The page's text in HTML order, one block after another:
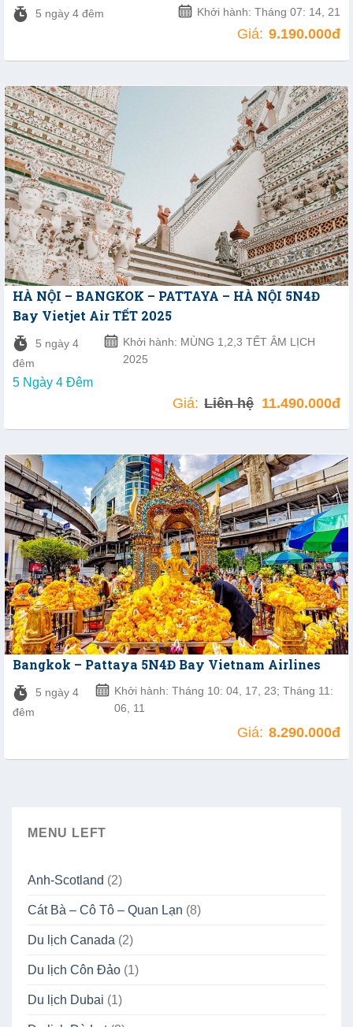
MENU LEFT
Anh-Scotland (2)
Cát Bà – Cô Tô – Quan Lạn (8)
Du lịch Canada (2)
Du lịch Côn Đảo (1)
Du lịch Dubai (1)
5 ngày 4 đêm Khởi hành: Tháng 07: 14, 21
Giá: 9.190.000đ
HÀ NỘI – BANGKOK – PATTAYA – HÀ NỘI 5N4Đ
Bay Vietjet Air TẾT 2025
5 ngày 4
đêm
Khởi hành: MÙNG 1,2,3 TẾT ÂM LỊCH
2025
5 Ngày 4 Đêm
Giá: Liên hệ 11.490.000đ
Bangkok – Pattaya 5N4Đ Bay Vietnam Airlines
5 ngày 4
đêm
Khởi hành: Tháng 10: 04, 17, 23; Tháng 11:
06, 11
Giá: 8.290.000đ